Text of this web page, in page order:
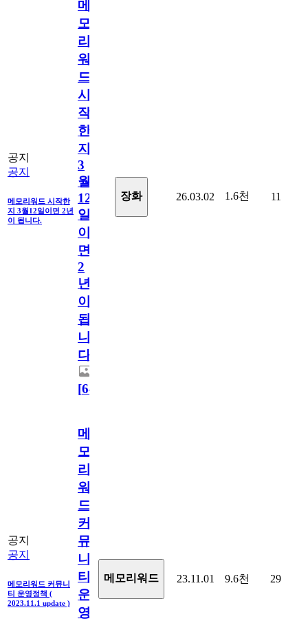
공지
공지
메모리워드 시작한
지 3월12일이면 2년
이 됩니다.
메
모
리
워
드
시
작
한
지
3
월
12
일
이
면
2
년
이
됩
니
다.
[64
장화 26.03.02 1.6천 11
공지
공지
메모리워드 커뮤니
티 운영정책 (
2023.11.1 update )
메
모
리
워
드
커
뮤
니
티
운
영
메모리워드 23.11.01 9.6천 29